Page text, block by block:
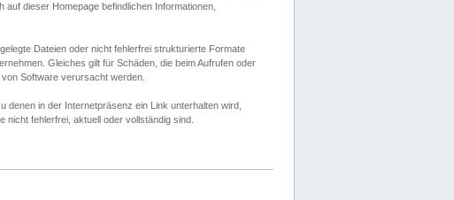
auf dieser Homepage befindlichen Informationen,
Dateien oder nicht fehlerfrei strukturierte Formate
Gleiches gilt für Schäden, die beim Aufrufen oder
Software verursacht werden.
denen in der Internetpräsenz ein Link unterhalten wird,
nicht fehlerfrei, aktuell oder vollständig sind.